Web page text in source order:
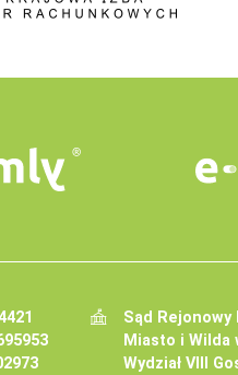
Sąd Rejonowy
Miasto i Wilda
Wydział VIII